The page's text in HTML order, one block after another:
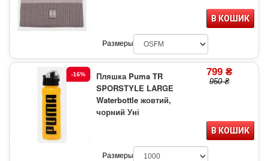
В КОШИК
Размеры
-16%
Пляшка Puma TR
SPORSTYLE LARGE
Waterbottle жовтий,
чорний Уні
799 ₴
950 ₴
В КОШИК
Размеры